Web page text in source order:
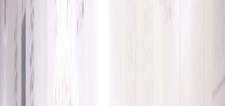
Opini
Konsultasi Syariah
Resonansi
Sejarah
Lensa